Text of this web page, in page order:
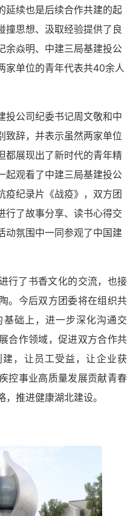
延续也是后续合作共建的起
撞思想、汲取经验提供了良
余焱明、中建三局基建投公
家单位的青年代表共40余人
投公司纪委书记周文敬和中
致辞，并表示虽然两家单位
都展现出了新时代的青年精
起观看了中建三局基建投公
疫纪录片《战疫》，双方团
行了故事分享、读书心得交
动氛围中一同参观了中国建
行了书香文化的交流，也接
。今后双方团委将在组织共
础上，进一步深化沟通交
合作领域，促进双方合作共
，让员工受益，让企业获
控事业高质量发展贡献青春
推进健康湖北建设。